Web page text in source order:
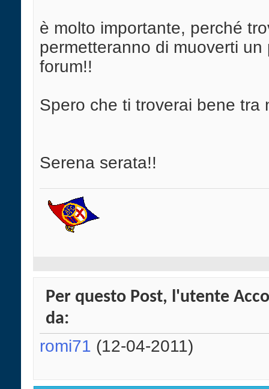
è molto importante, perché
permetteranno di muoverti un
forum!!
Spero che ti troverai bene
Serena serata!!
Per questo Post, l'utente
da:
romi71 (12-04-2011)